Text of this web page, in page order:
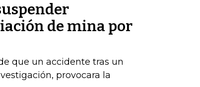
de mina por
que un accidente tras un
provocara la